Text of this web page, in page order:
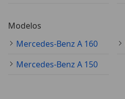
Modelos
Mercedes-Benz A 160
Mercedes-Benz A 150